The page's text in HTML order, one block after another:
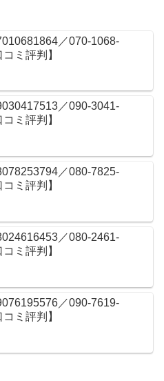
／070-1068-
ミ評判】
／090-3041-
ミ評判】
／080-7825-
ミ評判】
／080-2461-
ミ評判】
／090-7619-
ミ評判】